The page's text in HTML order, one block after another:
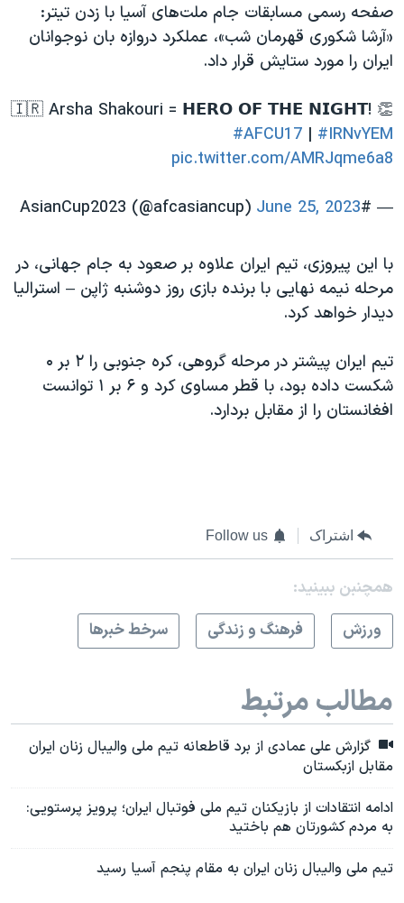
سفر پرزیدنت ترامپ به چین
صفحه رسمی مسابقات جام ملت‌های آسیا با زدن تیتر:
«آرشا شکوری قهرمان شب»، عملکرد دروازه بان نوجوانان
ایران را مورد ستایش قرار داد.
🇮🇷 Arsha Shakouri = 𝗛𝗘𝗥𝗢 𝗢𝗙 𝗧𝗛𝗘 𝗡𝗜𝗚𝗛𝗧! 👏
#AFCU17 | #IRNvYEM
pic.twitter.com/AMRJqme6a8
— #AsianCup2023 (@afcasiancup)
June 25, 2023
با این پیروزی، تیم ایران علاوه بر صعود به جام جهانی، در
مرحله نیمه نهایی با برنده بازی روز دوشنبه ژاپن – استرالیا
دیدار خواهد کرد.
تیم ایران پیشتر در مرحله گروهی، کره جنوبی را ۲ بر ۰
شکست داده بود، با قطر مساوی کرد و ۶ بر ۱ توانست
افغانستان را از مقابل بردارد.
اشتراک Follow us
همچنبن ببینید:
ورزش
فرهنگ و زندگی سرخط خبرها
مطالب مرتبط
گزارش علی عمادی از برد قاطعانه تیم ملی والیبال زنان ایران
مقابل ازبکستان
ادامه انتقادات از بازیکنان تیم ملی فوتبال ایران؛ پرویز پرستویی:
به مردم کشورتان هم باختید
تیم ملی والیبال زنان ایران به مقام پنجم آسیا رسید